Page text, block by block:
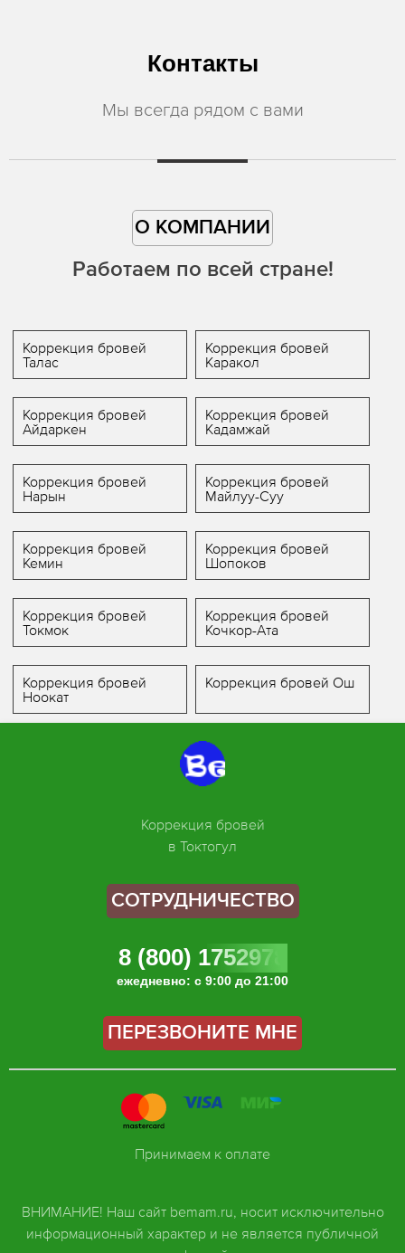
Контакты
Мы всегда рядом с вами
О КОМПАНИИ
Работаем по всей стране!
Коррекция бровей
Талас
Коррекция бровей
Каракол
Коррекция бровей
Айдаркен
Коррекция бровей
Кадамжай
Коррекция бровей
Нарын
Коррекция бровей
Майлуу-Суу
Коррекция бровей
Кемин
Коррекция бровей
Шопоков
Коррекция бровей
Токмок
Коррекция бровей
Кочкор-Ата
Коррекция бровей
Ноокат
Коррекция бровей Ош
Коррекция бровей
в Токтогул
СОТРУДНИЧЕСТВО
8 (800) 1752978
ежедневно: с 9:00 до 21:00
ПЕРЕЗВОНИТЕ МНЕ
ВНИМАНИЕ! Наш сайт bemam.ru, носит исключительно
информационный характер и не является публичной
Принимаем к оплате